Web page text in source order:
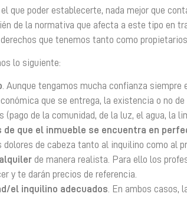
que poder establecerte, nada mejor que
de la normativa que afecta a este tipo en
que tenemos tanto como
lo siguiente:
. Aunque tengamos mucha confianza
que se entrega, la existencia o no
(pago de la comunidad, de la luz, el agua, la
de que el inmueble se encuentra en
de cabeza tanto al inquilino como al
de manera realista. Para ello los
y te darán precios de referencia.
el inquilino adecuados. En ambos casos,